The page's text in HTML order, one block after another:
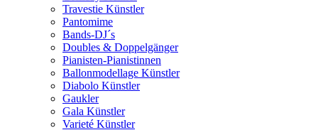
Travestie Künstler
Pantomime
Bands-DJ´s
Doubles & Doppelgänger
Pianisten-Pianistinnen
Ballonmodellage Künstler
Diabolo Künstler
Gaukler
Gala Künstler
Varieté Künstler